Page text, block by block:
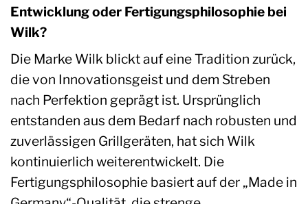
Entwicklung oder Fertigungsphilosophie bei
Wilk?
Die Marke Wilk blickt auf eine Tradition zurück,
die von Innovationsgeist und dem Streben
nach Perfektion geprägt ist. Ursprünglich
entstanden aus dem Bedarf nach robusten und
zuverlässigen Grillgeräten, hat sich Wilk
kontinuierlich weiterentwickelt. Die
Fertigungsphilosophie basiert auf der „Made in